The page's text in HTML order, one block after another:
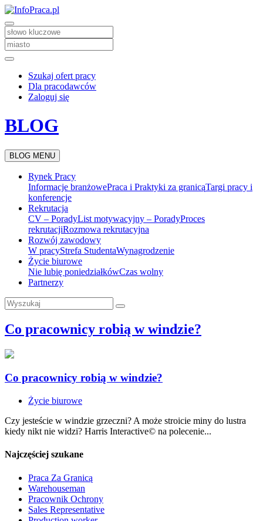
Szukaj ofert pracy
Dla pracodawców
Zaloguj się
BLOG
BLOG MENU
Rynek Pracy
Informacje branżowePraca i Praktyki za granicąTargi pracy i
konferencje
Rekrutacja
CV – PoradyList motywacyjny – PoradyProces
rekrutacjiRozmowa rekrutacyjna
Rozwój zawodowy
W pracyStrefa StudentaWynagrodzenie
Życie biurowe
Nie lubię poniedziałkówCzas wolny
Partnerzy
Co pracownicy robią w windzie?
Co pracownicy robią w windzie?
Życie biurowe
Czy jesteście w windzie grzeczni? A może stroicie miny do lustra
kiedy nikt nie widzi? Harris Interactive© na polecenie...
Najczęściej szukane
Praca Za Granicą
Warehouseman
Pracownik Ochrony
Sales Representative